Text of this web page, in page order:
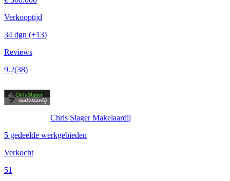
Verkooptijd
34 dgn (+13)
Reviews
9.2(38)
Chris Slager Makelaardij
5 gedeelde werkgebieden
Verkocht
51